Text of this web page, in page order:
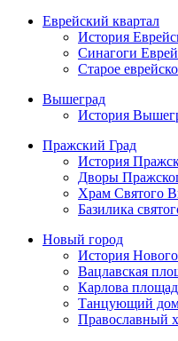
Еврейский квартал
История
Синагоги
Старое
Вышеград
История
Пражский Град
История
Дворы
Храм Святого
Базилика
Новый город
История
Вацлавская
Карлова
Танцующий
Православный